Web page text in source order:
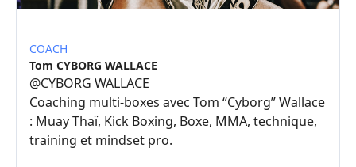
COACH
Tom CYBORG WALLACE
@CYBORG WALLACE
Coaching multi-boxes avec Tom “Cyborg” Wallace
: Muay Thaï, Kick Boxing, Boxe, MMA, technique,
training et mindset pro.